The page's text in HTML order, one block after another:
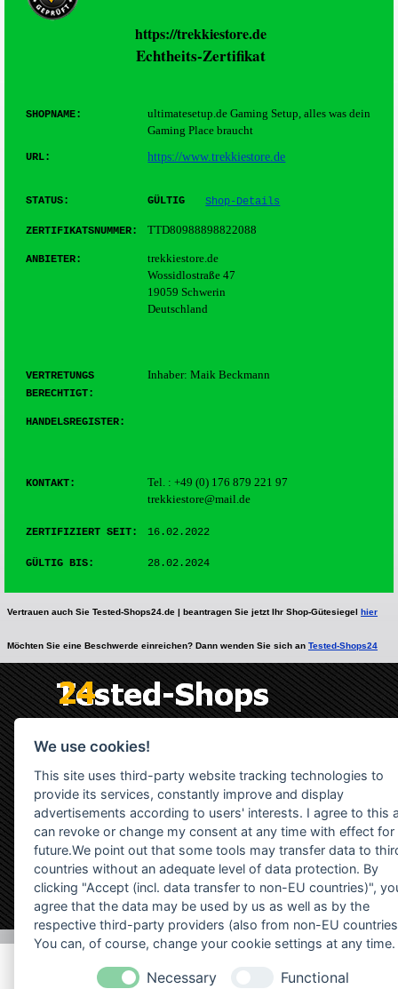
We use cookies!
This site uses third-party website tracking technologies to
provide its services, constantly improve and display
advertisements according to users' interests. I agree to this
can revoke or change my consent at any time with effect for
future.We point out that some tools may transfer data to
countries without an adequate level of data protection. By
clicking "Accept (incl. data transfer to non-EU countries)",
agree that the data may be used by us as well as by the
respective third-party providers (also from non-EU
You can, of course, change your cookie settings at any time.
Necessary Functional
https://trekkiestore.de
Echtheits-Zertifikat
SHOPNAME: ultimatesetup.deGaming Setup, alles was dein
Gaming Place braucht
URL: https://www.trekkiestore.de
STATUS: GÜLTIG Shop-Details
ZERTIFIKATSNUMMER: TTD80988898822088
ANBIETER:
trekkiestore.de
Wossidlostraße 47
19059 Schwerin
Deutschland
VERTRETUNGS
BERECHTIGT:
Inhaber: Maik Beckmann
HANDELSREGISTER:
KONTAKT:
Tel. : +49 (0) 176 879 221 97
trekkiestore@mail.de
ZERTIFIZIERT SEIT: 16.02.2022
GÜLTIG BIS: 28.02.2024
Vertrauen auch Sie Tested-Shops24.de | beantragen Sie jetzt Ihr Shop-Gütesiegel hier
Möchten Sie eine Beschwerde einreichen? Dann wenden Sie sich an Tested-Shops24
Zurück zum Seiteninhalt